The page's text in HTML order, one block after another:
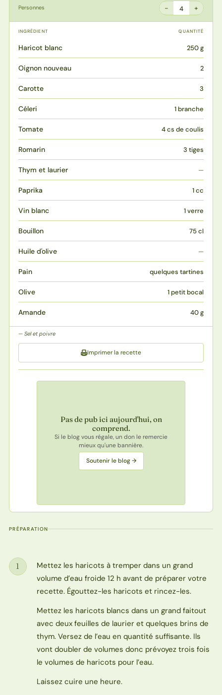
Personnes − 4 +
INGRÉDIENT QUANTITÉ
Haricot blanc 250 g
Oignon nouveau 2
Carotte 3
Céleri 1 branche
Tomate 4 cs de coulis
Romarin 3 tiges
Thym et laurier —
Paprika 1 cc
Vin blanc 1 verre
Bouillon 75 cl
Huile d'olive —
Pain quelques tartines
Olive 1 petit bocal
Amande 40 g
Sel et poivre
Imprimer la recette
Pas de pub ici aujourd'hui, on
comprend.
Si le blog vous régale, un don le remercie
mieux qu'une bannière.
Soutenir le blog →
PRÉPARATION
Étape
1
Mettez les haricots à tremper dans un grand
volume d’eau froide 12 h avant de préparer votre
recette. Égouttez-les haricots et rincez-les.
Mettez les haricots blancs dans un grand faitout
avec deux feuilles de laurier et quelques brins de
thym. Versez de l’eau en quantité suffisante. Ils
vont doubler de volumes donc prévoyez trois fois
le volumes de haricots pour l’eau.
Laissez cuire une heure.